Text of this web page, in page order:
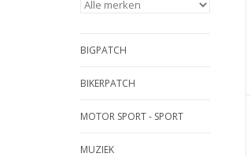
BIGPATCH
BIKERPATCH
MOTOR SPORT - SPORT
MUZIEK